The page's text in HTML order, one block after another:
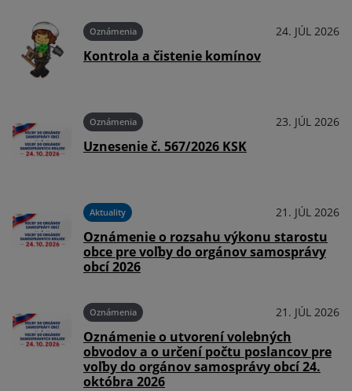
Oznámenia 24. JÚL 2026
Kontrola a čistenie komínov
Oznámenia 23. JÚL 2026
Uznesenie č. 567/2026 KSK
Aktuality 21. JÚL 2026
Oznámenie o rozsahu výkonu starostu
obce pre voľby do orgánov samosprávy
obcí 2026
Oznámenia 21. JÚL 2026
Oznámenie o utvorení volebných
obvodov a o určení počtu poslancov pre
voľby do orgánov samosprávy obcí 24.
októbra 2026